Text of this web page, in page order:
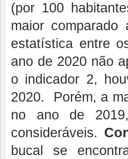
(por 100
maior
estatística entre
ano de 2020 não
o indicador 2,
2020. Porém, a
no ano de
consideráveis.
bucal se